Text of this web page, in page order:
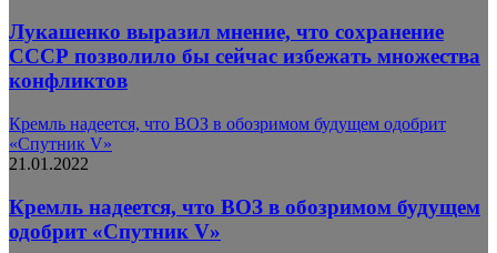
Лукашенко выразил мнение, что сохранение
СССР позволило бы сейчас избежать множества
конфликтов
Кремль надеется, что ВОЗ в обозримом будущем одобрит
«Спутник V»
21.01.2022
Кремль надеется, что ВОЗ в обозримом будущем
одобрит «Спутник V»